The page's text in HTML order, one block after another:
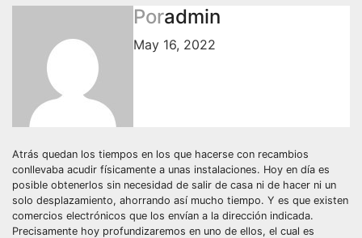
Poradmin
May 16, 2022
Atrás quedan los tiempos en los que hacerse con recambios
conllevaba acudir físicamente a unas instalaciones. Hoy en día es
posible obtenerlos sin necesidad de salir de casa ni de hacer ni un
solo desplazamiento, ahorrando así mucho tiempo. Y es que existen
comercios electrónicos que los envían a la dirección indicada.
Precisamente hoy profundizaremos en uno de ellos, el cual es